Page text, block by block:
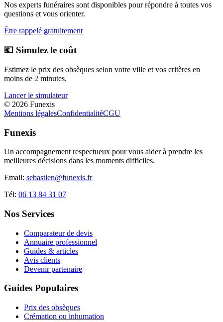
Nos experts funéraires sont disponibles pour répondre à toutes vos
questions et vous orienter.
Être rappelé gratuitement
💶 Simulez le coût
Estimez le prix des obsèques selon votre ville et vos critères en
moins de 2 minutes.
Lancer le simulateur
© 2026 Funexis
Mentions légalesConfidentialitéCGU
Funexis
Un accompagnement respectueux pour vous aider à prendre les
meilleures décisions dans les moments difficiles.
Email: sebastien@funexis.fr
Tél: 06 13 84 31 07
Nos Services
Comparateur de devis
Annuaire professionnel
Guides & articles
Avis clients
Devenir partenaire
Guides Populaires
Prix des obsèques
Crémation ou inhumation